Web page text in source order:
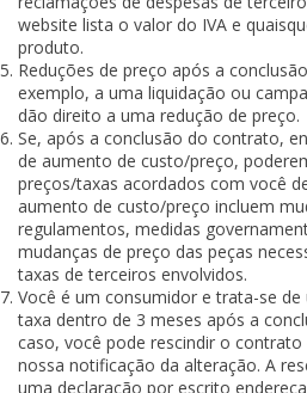
website lista o valor do IVA e
produto.
Reduções de preço após a
exemplo, a uma liquidação ou
dão direito a uma redução de preço.
Se, após a conclusão do contrato,
de aumento de custo/preço,
preços/taxas acordados com você
aumento de custo/preço incluem
regulamentos, medidas
mudanças de preço das peças
taxas de terceiros envolvidos.
Você é um consumidor e trata-se
taxa dentro de 3 meses após a
caso, você pode rescindir o
nossa notificação da alteração. A
uma declaração por escrito